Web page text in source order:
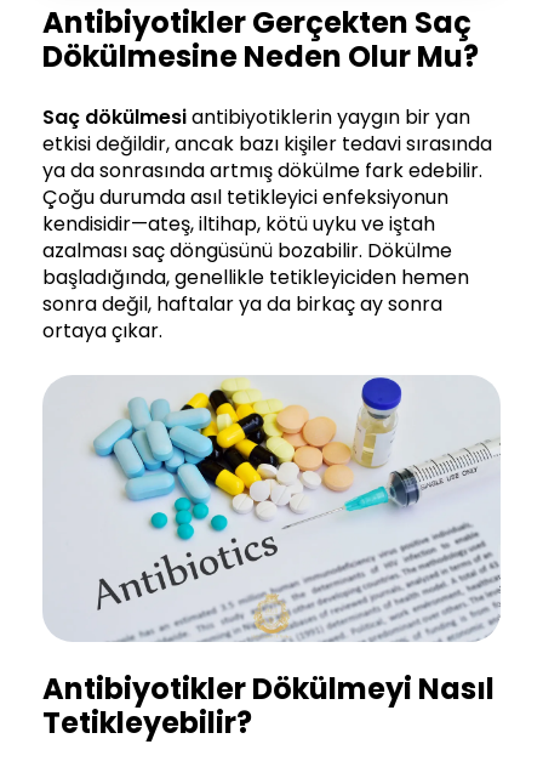
Antibiyotikler Gerçekten Saç
Dökülmesine Neden Olur Mu?
Saç dökülmesiantibiyotiklerin yaygın bir yan
etkisi değildir, ancak bazı kişiler tedavi sırasında
ya da sonrasında artmış dökülme fark edebilir.
Çoğu durumda asıl tetikleyici enfeksiyonun
kendisidir—ateş, iltihap, kötü uyku ve iştah
azalması saç döngüsünü bozabilir. Dökülme
başladığında, genellikle tetikleyiciden hemen
sonra değil, haftalar ya da birkaç ay sonra
ortaya çıkar.
Antibiyotikler Dökülmeyi Nasıl
Tetikleyebilir?